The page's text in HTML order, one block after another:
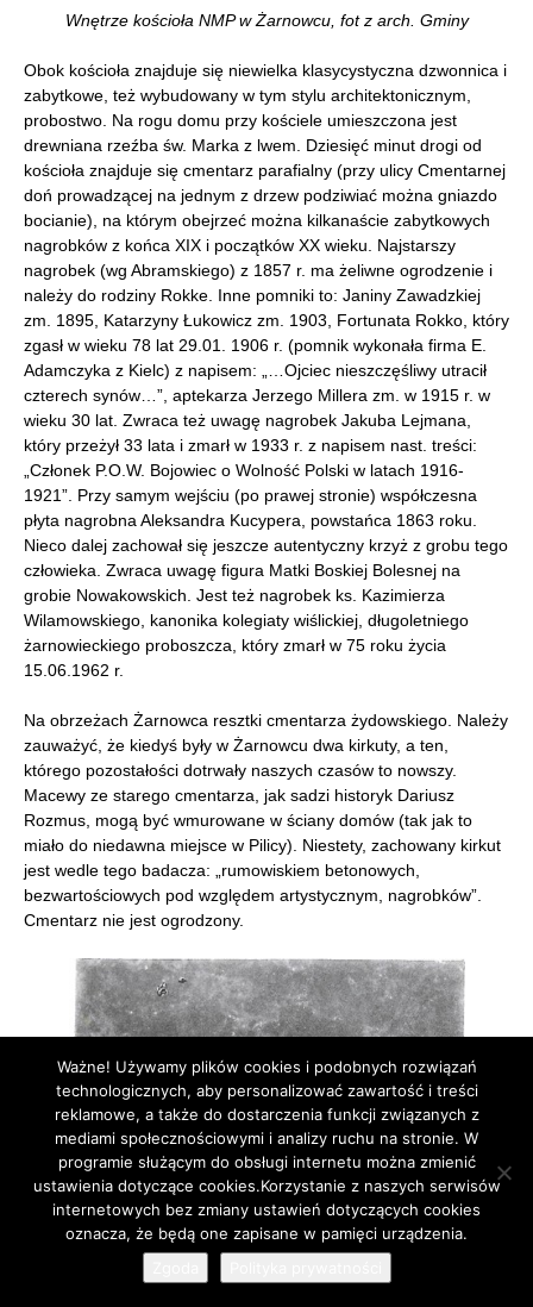
Wnętrze kościoła NMP w Żarnowcu, fot z arch. Gminy
Obok kościoła znajduje się niewielka klasycystyczna dzwonnica i
zabytkowe, też wybudowany w tym stylu architektonicznym,
probostwo. Na rogu domu przy kościele umieszczona jest
drewniana rzeźba św. Marka z lwem. Dziesięć minut drogi od
kościoła znajduje się cmentarz parafialny (przy ulicy Cmentarnej
doń prowadzącej na jednym z drzew podziwiać można gniazdo
bocianie), na którym obejrzeć można kilkanaście zabytkowych
nagrobków z końca XIX i początków XX wieku. Najstarszy
nagrobek (wg Abramskiego) z 1857 r. ma żeliwne ogrodzenie i
należy do rodziny Rokke. Inne pomniki to: Janiny Zawadzkiej
zm. 1895, Katarzyny Łukowicz zm. 1903, Fortunata Rokko, który
zgasł w wieku 78 lat 29.01. 1906 r. (pomnik wykonała firma E.
Adamczyka z Kielc) z napisem: „…Ojciec nieszczęśliwy utracił
czterech synów…”, aptekarza Jerzego Millera zm. w 1915 r. w
wieku 30 lat. Zwraca też uwagę nagrobek Jakuba Lejmana,
który przeżył 33 lata i zmarł w 1933 r. z napisem nast. treści:
„Członek P.O.W. Bojowiec o Wolność Polski w latach 1916-
1921”. Przy samym wejściu (po prawej stronie) współczesna
płyta nagrobna Aleksandra Kucypera, powstańca 1863 roku.
Nieco dalej zachował się jeszcze autentyczny krzyż z grobu tego
człowieka. Zwraca uwagę figura Matki Boskiej Bolesnej na
grobie Nowakowskich. Jest też nagrobek ks. Kazimierza
Wilamowskiego, kanonika kolegiaty wiślickiej, długoletniego
żarnowieckiego proboszcza, który zmarł w 75 roku życia
15.06.1962 r.
Na obrzeżach Żarnowca resztki cmentarza żydowskiego. Należy
zauważyć, że kiedyś były w Żarnowcu dwa kirkuty, a ten,
którego pozostałości dotrwały naszych czasów to nowszy.
Macewy ze starego cmentarza, jak sadzi historyk Dariusz
Rozmus, mogą być wmurowane w ściany domów (tak jak to
miało do niedawna miejsce w Pilicy). Niestety, zachowany kirkut
jest wedle tego badacza: „rumowiskiem betonowych,
bezwartościowych pod względem artystycznym, nagrobków”.
Cmentarz nie jest ogrodzony.
Ważne! Używamy plików cookies i podobnych rozwiązań
technologicznych, aby personalizować zawartość i treści
reklamowe, a także do dostarczenia funkcji związanych z
mediami społecznościowymi i analizy ruchu na stronie. W
programie służącym do obsługi internetu można zmienić
ustawienia dotyczące cookies.Korzystanie z naszych serwisów
internetowych bez zmiany ustawień dotyczących cookies
oznacza, że będą one zapisane w pamięci urządzenia.